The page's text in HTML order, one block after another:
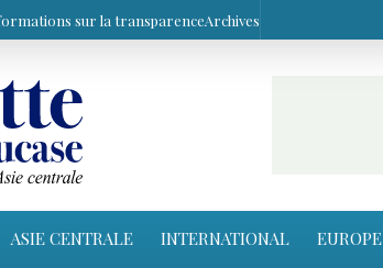
sur la transparenceArchives
ASIE CENTRALE INTERNATIONAL EUROPE